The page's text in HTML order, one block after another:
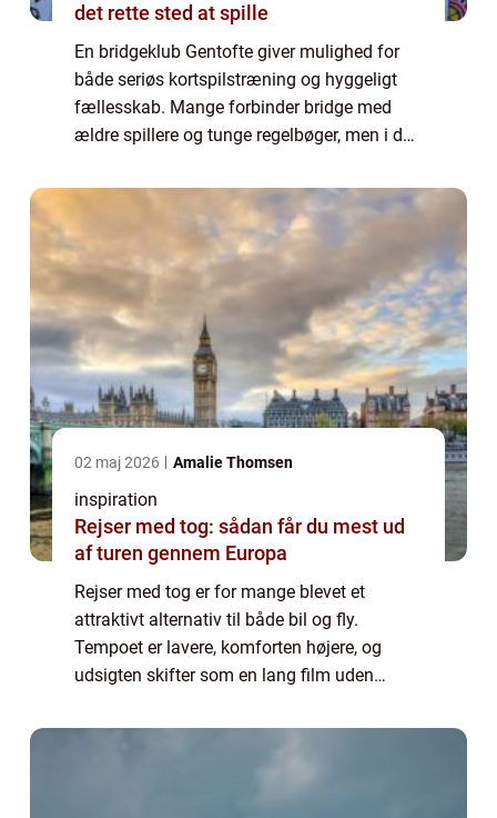
det rette sted at spille
En bridgeklub Gentofte giver mulighed for
både seriøs kortspilstræning og hyggeligt
fællesskab. Mange forbinder bridge med
ældre spillere og tunge regelbøger, men i dag
både unge og ældre mødes om et spil...
02 maj 2026 Amalie Thomsen
inspiration
Rejser med tog: sådan får du mest ud
af turen gennem Europa
Rejser med tog er for mange blevet et
attraktivt alternativ til både bil og fly.
Tempoet er lavere, komforten højere, og
udsigten skifter som en lang film uden
ind til hjertet af byerne, hvor ca...